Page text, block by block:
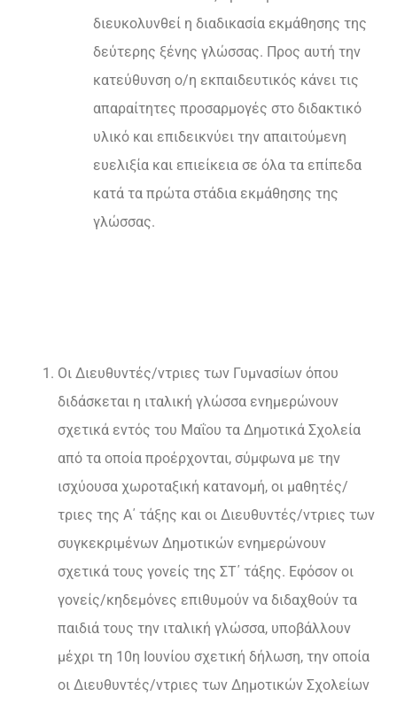
διευκολυνθεί η διαδικασία εκμάθησης της
δεύτερης ξένης γλώσσας. Προς αυτή την
κατεύθυνση ο/η εκπαιδευτικός κάνει τις
απαραίτητες προσαρμογές στο διδακτικό
υλικό και επιδεικνύει την απαιτούμενη
ευελιξία και επιείκεια σε όλα τα επίπεδα
κατά τα πρώτα στάδια εκμάθησης της
γλώσσας.
Οι Διευθυντές/ντριες των Γυμνασίων όπου
διδάσκεται η ιταλική γλώσσα ενημερώνουν
σχετικά εντός του Μαΐου τα Δημοτικά Σχολεία
από τα οποία προέρχονται, σύμφωνα με την
ισχύουσα χωροταξική κατανομή, οι μαθητές/
τριες της Α΄ τάξης και οι Διευθυντές/ντριες των
συγκεκριμένων Δημοτικών ενημερώνουν
σχετικά τους γονείς της ΣΤ΄ τάξης. Εφόσον οι
γονείς/κηδεμόνες επιθυμούν να διδαχθούν τα
παιδιά τους την ιταλική γλώσσα, υποβάλλουν
μέχρι τη 10η Ιουνίου σχετική δήλωση, την οποία
οι Διευθυντές/ντριες των Δημοτικών Σχολείων